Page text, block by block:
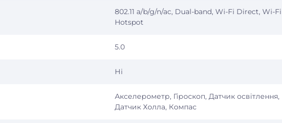
802.11 a/b/g/n/ac, Dual-band, Wi-Fi Direct, Wi-Fi
Hotspot
5.0
Ні
Акселерометр, Гіроскоп, Датчик освітлення,
Датчик Холла, Компас